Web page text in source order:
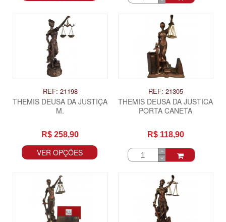
REF: 21198
THEMIS DEUSA DA JUSTIÇA
M.
R$ 258,90
VER OPÇÕES
REF: 21305
THEMIS DEUSA DA JUSTICA
PORTA CANETA
R$ 118,90